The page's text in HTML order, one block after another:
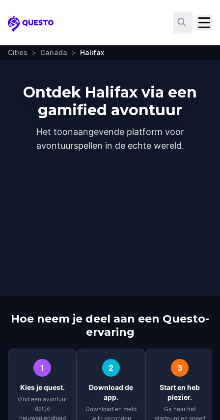
Questo
Cities > Canada > Halifax
Ontdek Halifax via een
gamified avontuur
Het toonaangevende platform voor
avontuurspellen in de echte wereld.
Hoe neem je deel aan een Questo-
ervaring
1
Kies je quest.
Vind een avontuur
dat je
nieuwsgierigheid
2
Download de
app.
Download en meld
je in seconden
3
Start en heb
plezier.
Ga naar het
startpunt en speel!